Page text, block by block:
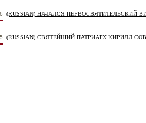
(RUSSIAN) НАЧАЛСЯ
(RUSSIAN) СВЯТЕЙШИЙ ПАТРИАРХ КИРИЛЛ